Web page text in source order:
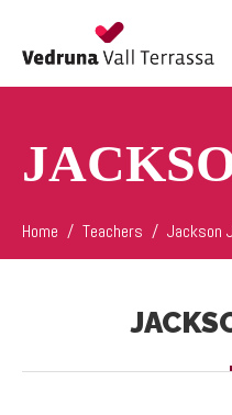
Home Teachers Jackson